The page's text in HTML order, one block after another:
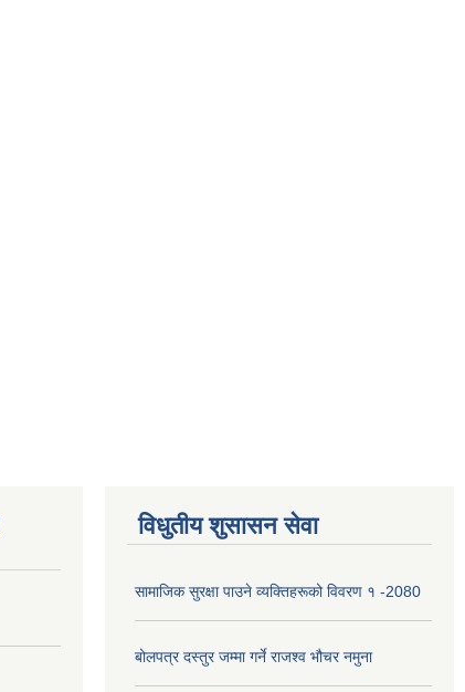
विधुतीय शुसासन सेवा
सामाजिक सुरक्षा पाउने व्यक्तिहरूको विवरण १ -2080
बोलपत्र दस्तुर जम्मा गर्ने राजश्व भौचर नमुना